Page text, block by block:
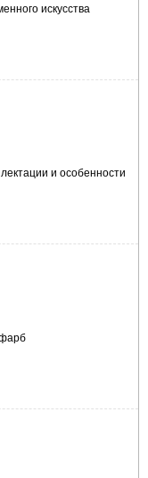
искусства
и особенности